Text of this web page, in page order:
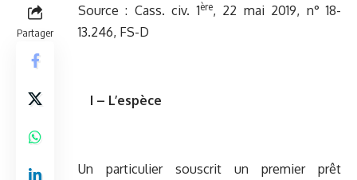
Partager
Source : Cass. civ. 1ère, 22 mai 2019, n° 18-
13.246, FS-D
I – L’espèce
Un particulier souscrit un premier prêt